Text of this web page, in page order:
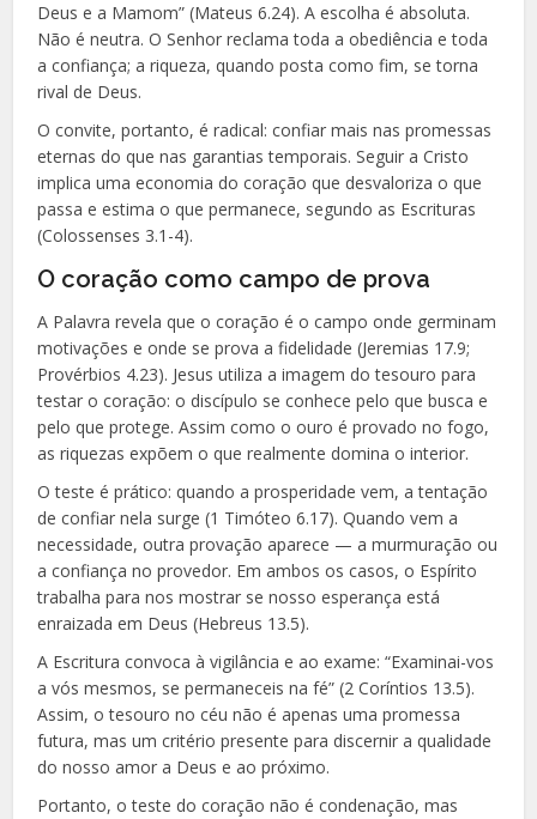
Deus e a Mamom” (Mateus 6.24). A escolha é absoluta.
Não é neutra. O Senhor reclama toda a obediência e toda
a confiança; a riqueza, quando posta como fim, se torna
rival de Deus.
O convite, portanto, é radical: confiar mais nas promessas
eternas do que nas garantias temporais. Seguir a Cristo
implica uma economia do coração que desvaloriza o que
passa e estima o que permanece, segundo as Escrituras
(Colossenses 3.1-4).
O coração como campo de prova
A Palavra revela que o coração é o campo onde germinam
motivações e onde se prova a fidelidade (Jeremias 17.9;
Provérbios 4.23). Jesus utiliza a imagem do tesouro para
testar o coração: o discípulo se conhece pelo que busca e
pelo que protege. Assim como o ouro é provado no fogo,
as riquezas expõem o que realmente domina o interior.
O teste é prático: quando a prosperidade vem, a tentação
de confiar nela surge (1 Timóteo 6.17). Quando vem a
necessidade, outra provação aparece — a murmuração ou
a confiança no provedor. Em ambos os casos, o Espírito
trabalha para nos mostrar se nosso esperança está
enraizada em Deus (Hebreus 13.5).
A Escritura convoca à vigilância e ao exame: “Examinai-vos
a vós mesmos, se permaneceis na fé” (2 Coríntios 13.5).
Assim, o tesouro no céu não é apenas uma promessa
futura, mas um critério presente para discernir a qualidade
do nosso amor a Deus e ao próximo.
Portanto, o teste do coração não é condenação, mas